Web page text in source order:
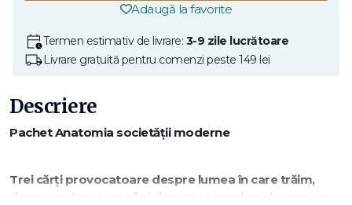
Adaugă la favorite
Termen estimativ de livrare: 3-9 zile lucrătoare
Livrare gratuită pentru comenzi peste 149 lei
Descriere
Pachet Anatomia societății moderne
Trei cărți provocatoare despre lumea în care trăim,
despre natura umană și despre mecanismele care ne